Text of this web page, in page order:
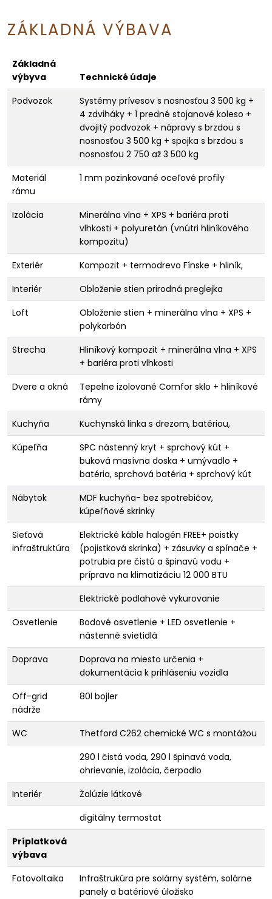
ZÁKLADNÁ VÝBAVA
Základná
výbyva
Technické údaje
Podvozok
Systémy prívesov s nosnosťou 3 500 kg +
4 zdviháky + 1 predné stojanové koleso +
dvojitý podvozok + nápravy s brzdou s
nosnosťou 3 500 kg + spojka s brzdou s
nosnosťou 2 750 až 3 500 kg
Materiál
rámu
1 mm pozinkované oceľové profily
Izolácia
Minerálna vlna + XPS + bariéra proti
vlhkosti + polyuretán (vnútri hliníkového
kompozitu)
Exteriér
Kompozit + termodrevo Fínske + hliník,
Interiér
Obloženie stien prirodná preglejka
Loft
Obloženie stien + minerálna vlna + XPS +
polykarbón
Strecha
Hliníkový kompozit + minerálna vlna + XPS
+ bariéra proti vlhkosti
Dvere a okná
Tepelne izolované Comfor sklo + hliníkové
rámy
Kuchyňa
Kuchynská linka s drezom, batériou,
Kúpeľňa
SPC nástenný kryt + sprchový kút +
buková masívna doska + umývadlo +
batéria, sprchová batéria + sprchový kút
Nábytok
MDF kuchyňa- bez spotrebičov,
kúpeľňové skrinky
Sieťová
infraštruktúra
Elektrické káble halogén FREE+ poistky
(pojistková skrinka) + zásuvky a spínače +
potrubia pre čistú a špinavú vodu +
príprava na klimatizáciu 12 000 BTU
Elektrické podlahové vykurovanie
Osvetlenie
Bodové osvetlenie + LED osvetlenie +
nástenné svietidlá
Doprava
Doprava na miesto určenia +
dokumentácia k prihláseniu vozidla
Off-grid
nádrže
80l bojler
WC
Thetford C262 chemické WC s montážou
290 l čistá voda, 290 l špinavá voda,
ohrievanie, izolácia, čerpadlo
Interiér
Žalúzie látkové
digitálny termostat
Príplatková
výbava
Fotovoltaika
Infraštrukúra pre solárny systém, solárne
panely a batériové úložisko